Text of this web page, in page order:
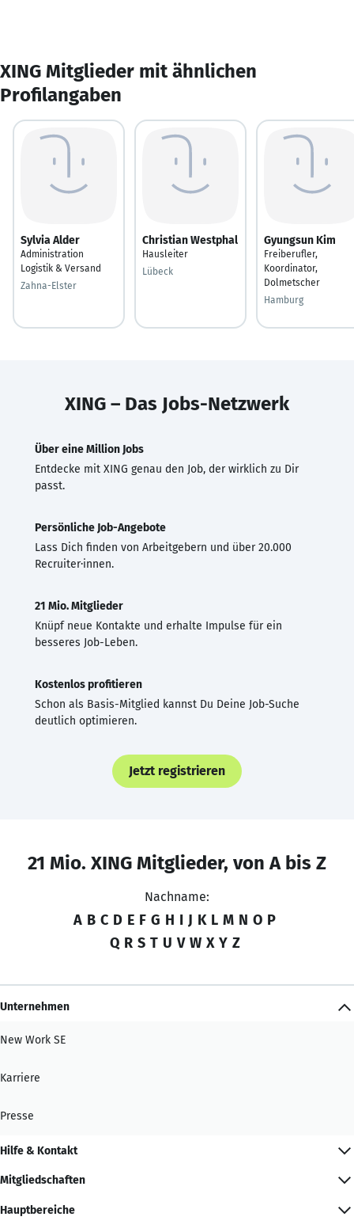
XING Mitglieder mit ähnlichen
Profilangaben
Sylvia Alder
Administration
Logistik & Versand
Zahna-Elster
Christian Westphal
Hausleiter
Lübeck
Gyungsun Kim
Freiberufler,
Koordinator,
Dolmetscher
Hamburg
XING – Das Jobs-Netzwerk
Über eine Million Jobs
Entdecke mit XING genau den Job, der wirklich zu Dir
passt.
Persönliche Job-Angebote
Lass Dich finden von Arbeitgebern und über 20.000
Recruiter·innen.
21 Mio. Mitglieder
Knüpf neue Kontakte und erhalte Impulse für ein
besseres Job-Leben.
Kostenlos profitieren
Schon als Basis-Mitglied kannst Du Deine Job-Suche
deutlich optimieren.
Jetzt registrieren
21 Mio. XING Mitglieder, von A bis Z
Nachname:
A B C D E F G H I J K L M N O P
Q R S T U V W X Y Z
Unternehmen
New Work SE
Karriere
Presse
Hilfe & Kontakt
Mitgliedschaften
Hauptbereiche